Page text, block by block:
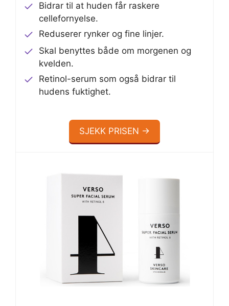
Bidrar til at huden får raskere
cellefornyelse.
Reduserer rynker og fine linjer.
Skal benyttes både om morgenen og
kvelden.
Retinol-serum som også bidrar til
hudens fuktighet.
SJEKK PRISEN →